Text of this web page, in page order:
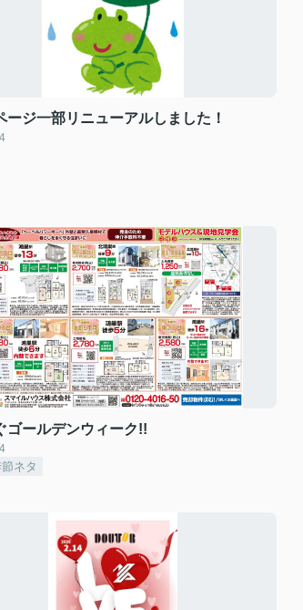
ージ一部リニューアルしました！
ゴールデンウィーク!!
ネタ